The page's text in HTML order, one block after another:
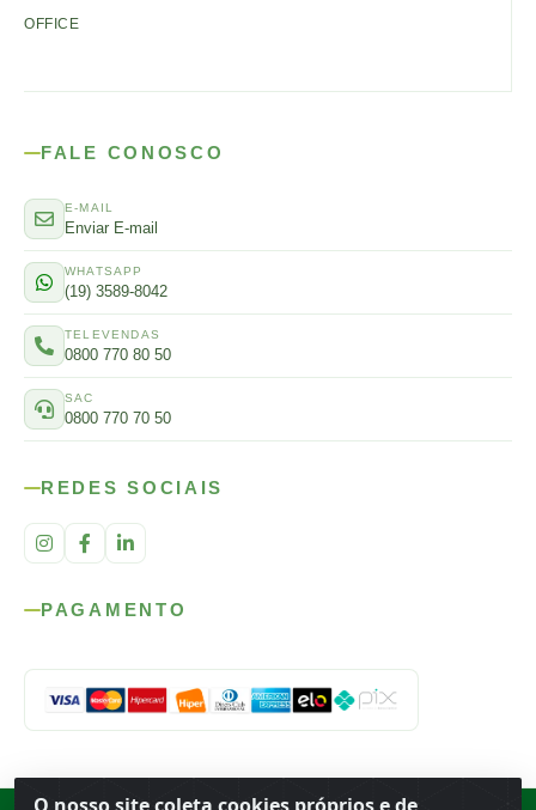
OFFICE
FALE CONOSCO
E-MAIL
Enviar E-mail
WHATSAPP
(19) 3589-8042
TELEVENDAS
0800 770 80 50
SAC
0800 770 70 50
REDES SOCIAIS
PAGAMENTO